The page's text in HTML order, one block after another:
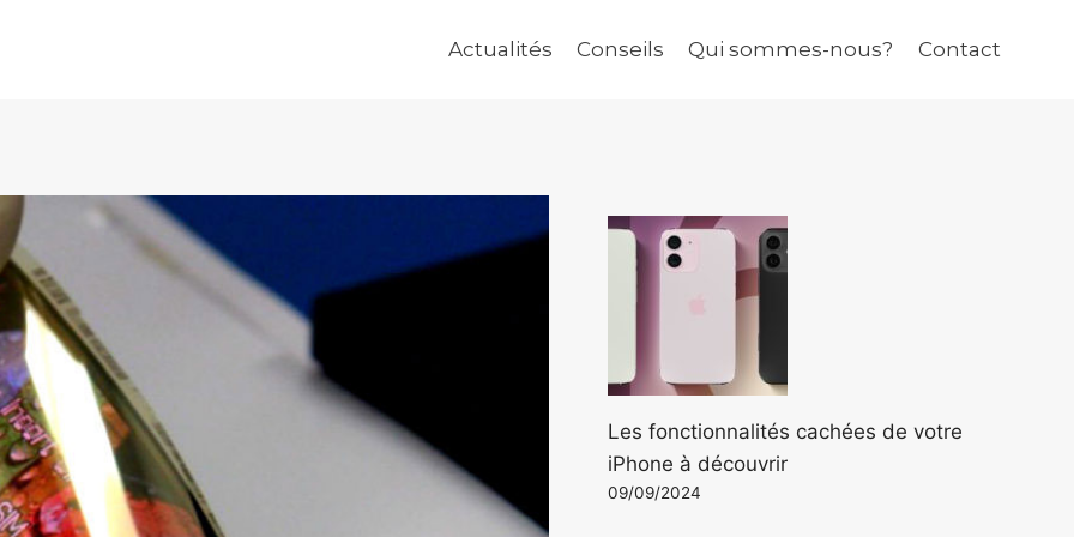
Actualités Conseils Qui sommes-nous? Contact
Les fonctionnalités cachées de votre
iPhone à découvrir
09/09/2024